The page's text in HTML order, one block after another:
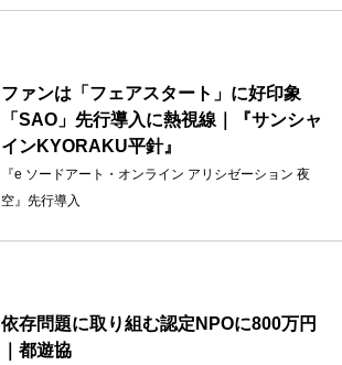
ファンは「フェアスタート」に好印象
「SAO」先行導入に熱視線｜『サンシャ
インKYORAKU平針』
『e ソードアート・オンライン アリシゼーション 夜
空』先行導入
依存問題に取り組む認定NPOに800万円
｜都遊協